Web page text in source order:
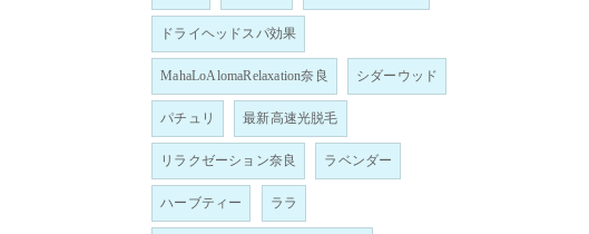
ドライヘッドスパ効果
MahaLoAlomaRelaxation奈良 シダーウッド
パチュリ 最新高速光脱毛
リラクゼーション奈良 ラベンダー
ハーブティー ララ